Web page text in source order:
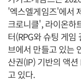
'엑스엘게임즈'에서
크로니클', 라이온하
터(RPG와 슈팅 게임
브에서 만들고 있는
산권(IP) 기반의 액
고 있다.